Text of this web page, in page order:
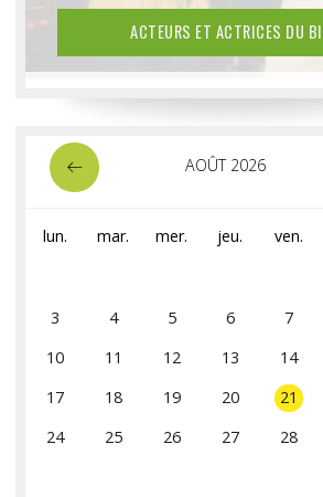
ACTEURS ET ACTRICES DU
AOÛT 2026
lun. mar. mer. jeu. ven.
3
4 5 6 7
10
11 12 13 14
17
18 19 20 21
24
25 26 27 28